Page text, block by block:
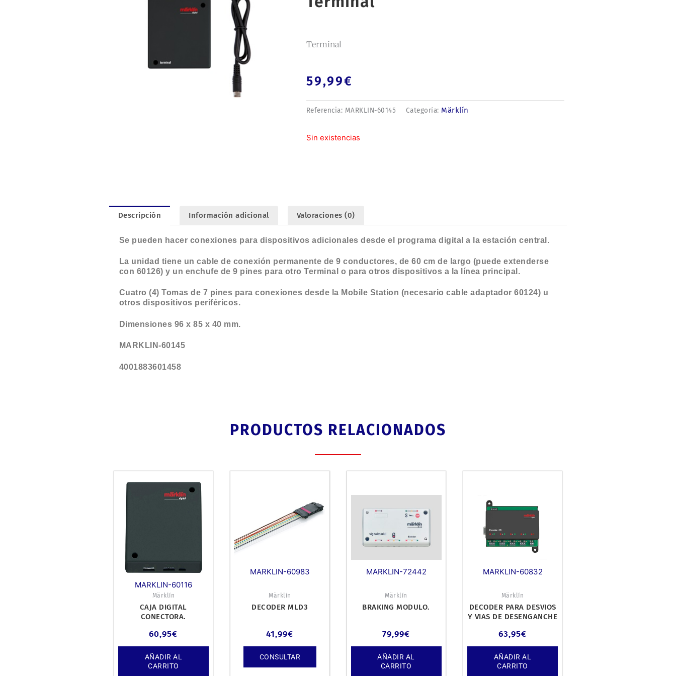
Terminal
59,99€
Referencia: MARKLIN-60145 Categoría: Märklín
Sin existencias
Descripción Información adicional Valoraciones (0)
Se pueden hacer conexiones para dispositivos adicionales desde el programa digital a la estación central.
La unidad tiene un cable de conexión permanente de 9 conductores, de 60 cm de largo (puede extenderse
con 60126) y un enchufe de 9 pines para otro Terminal o para otros dispositivos a la línea principal.
Cuatro (4) Tomas de 7 pines para conexiones desde la Mobile Station (necesario cable adaptador 60124) u
otros dispositivos periféricos.
Dimensiones 96 x 85 x 40 mm.
MARKLIN-60145
4001883601458
PRODUCTOS RELACIONADOS
MARKLIN-60116
Märklín
CAJA DIGITAL
CONECTORA.
60,95€
AÑADIR AL
CARRITO
MARKLIN-60983
Märklín
DECODER MLD3
41,99€
CONSULTAR
MARKLIN-72442
Märklín
BRAKING MODULO.
79,99€
AÑADIR AL
CARRITO
MARKLIN-60832
Märklín
DECODER PARA DESVIOS
Y VIAS DE DESENGANCHE
DCC Y MF
63,95€
AÑADIR AL
CARRITO